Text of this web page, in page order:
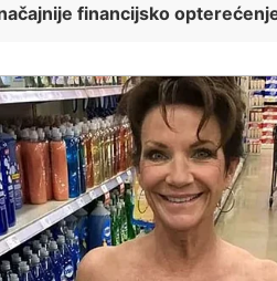
financijsko